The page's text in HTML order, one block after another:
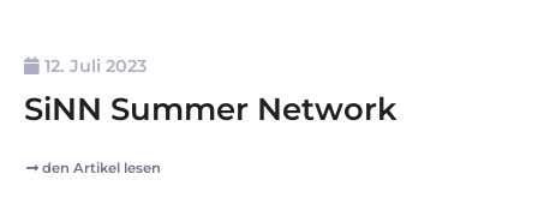
12. Juli 2023
SiNN Summer Network
den Artikel lesen